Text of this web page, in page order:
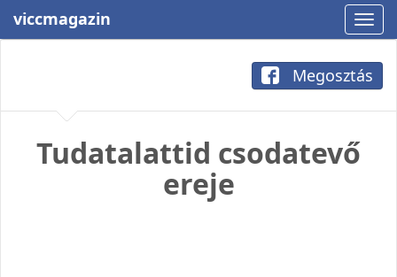
viccmagazin
Megosztás
Tudatalattid csodatevő
ereje